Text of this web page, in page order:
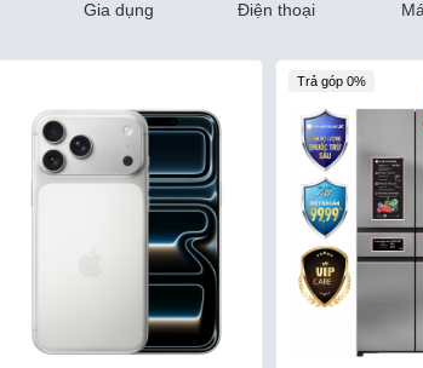
Gia dụng Điện thoại
Trả góp 0%